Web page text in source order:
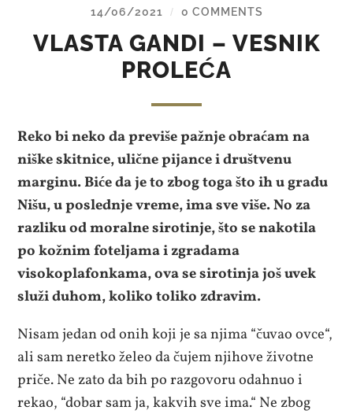
14/06/2021 / 0 COMMENTS
VLASTA GANDI – VESNIK
PROLEĆA
Reko bi neko da previše pažnje obraćam na
niške skitnice, ulične pijance i društvenu
marginu. Biće da je to zbog toga što ih u gradu
Nišu, u poslednje vreme, ima sve više. No za
razliku od moralne sirotinje, što se nakotila
po kožnim foteljama i zgradama
visokoplafonkama, ova se sirotinja još uvek
služi duhom, koliko toliko zdravim.
Nisam jedan od onih koji je sa njima “čuvao ovce“,
ali sam neretko želeo da čujem njihove životne
priče. Ne zato da bih po razgovoru odahnuo i
rekao, “dobar sam ja, kakvih sve ima.“ Ne zbog